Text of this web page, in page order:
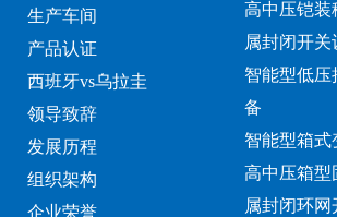
生产车间
产品认证
西班牙vs乌拉圭
领导致辞
发展历程
组织架构
企业荣誉
高中压铠装
属封闭开关
智能型低压
备
智能型箱式
高中压箱型
属封闭环网